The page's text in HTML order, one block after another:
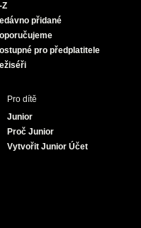
Z
přidané
pro předplatitele
Pro dítě
Junior
Proč Junior
Vytvořit Junior Účet